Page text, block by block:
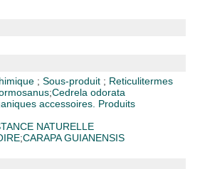
;Sous-produit ; Reticulitermes
;Cedrela odorata
accessoires. Produits
NATURELLE
;CARAPA GUIANENSIS